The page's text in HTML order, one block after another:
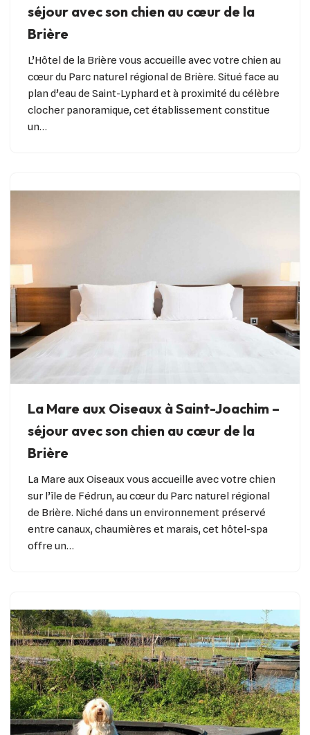
séjour avec son chien au cœur de la
Brière
L’Hôtel de la Brière vous accueille avec votre chien au
cœur du Parc naturel régional de Brière. Situé face au
plan d’eau de Saint-Lyphard et à proximité du célèbre
clocher panoramique, cet établissement constitue
un…
La Mare aux Oiseaux à Saint-Joachim –
séjour avec son chien au cœur de la
Brière
La Mare aux Oiseaux vous accueille avec votre chien
sur l’île de Fédrun, au cœur du Parc naturel régional
de Brière. Niché dans un environnement préservé
entre canaux, chaumières et marais, cet hôtel-spa
offre un…